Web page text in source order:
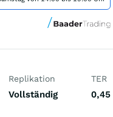
Replikation
Vollständig
TER
0,45